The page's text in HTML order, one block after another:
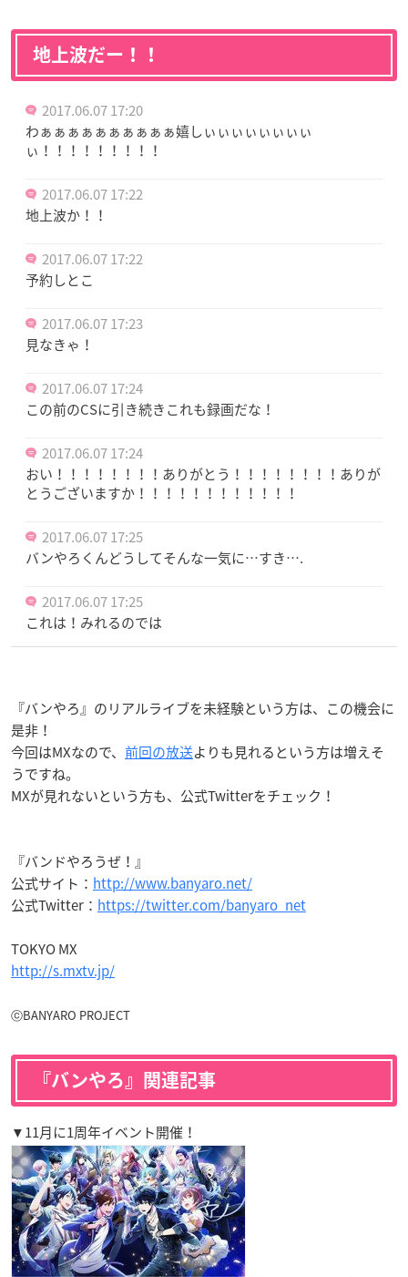
地上波だー！！
2017.06.07 17:20
わぁぁぁぁぁぁぁぁぁぁ嬉しぃぃぃぃぃぃぃぃ
ぃ！！！！！！！！！
2017.06.07 17:22
地上波か！！
2017.06.07 17:22
予約しとこ
2017.06.07 17:23
見なきゃ！
2017.06.07 17:24
この前のCSに引き続きこれも録画だな！
2017.06.07 17:24
おい！！！！！！！！ありがとう！！！！！！！！ありが
とうございますか！！！！！！！！！！！！
2017.06.07 17:25
バンやろくんどうしてそんな一気に…すき….
2017.06.07 17:25
これは！みれるのでは
『バンやろ』のリアルライブを未経験という方は、この機会に
是非！
今回はMXなので、 前回の放送よりも見れるという方は増えそ
うですね。
MXが見れないという方も、公式Twitterをチェック！
『バンドやろうぜ！』
公式サイト： http://www.banyaro.net/
公式Twitter： https://twitter.com/banyaro_net
TOKYO MX
http://s.mxtv.jp/
ⓒBANYARO PROJECT
『バンやろ』関連記事
▼11月に1周年イベント開催！